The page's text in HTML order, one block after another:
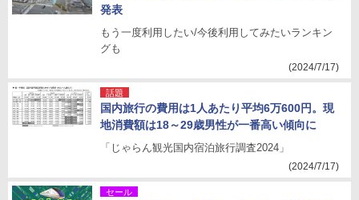
発表
もう一度利用したい/今後利用してみたいランキン
グも
(2024/7/17)
話題
国内旅行の費用は1人あたり平均6万600円。現
地消費額は18～29歳男性が一番高い傾向に
「じゃらん観光国内宿泊旅行調査2024」
(2024/7/17)
セール